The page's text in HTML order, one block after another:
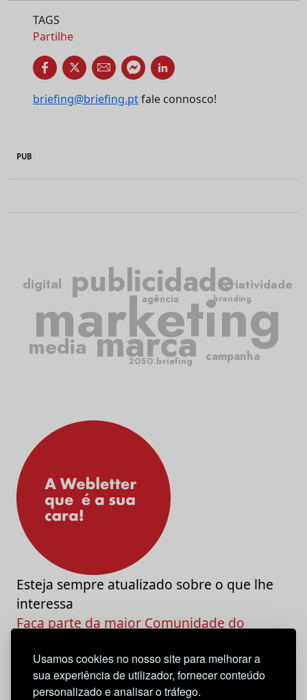
Usamos cookies no nosso site para melhorar a
sua experiência de utilizador, fornecer conteúdo
personalizado e analisar o tráfego.
TAGS
Partilhe
briefing@briefing.ptfale connosco!
PUB
marketing
publicidade
marca
criatividade
campanha
media
agência
digital
2050.briefing
branding
Esteja sempre atualizado sobre o que lhe
interessa
Faça parte da maior Comunidade do